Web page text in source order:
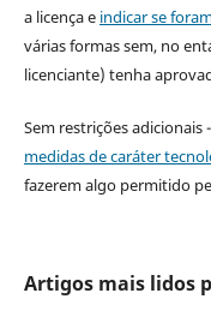
a licença e indicar se
várias formas sem, no
licenciante) tenha
Sem restrições
medidas de caráter
fazerem algo permitido
Artigos mais lidos